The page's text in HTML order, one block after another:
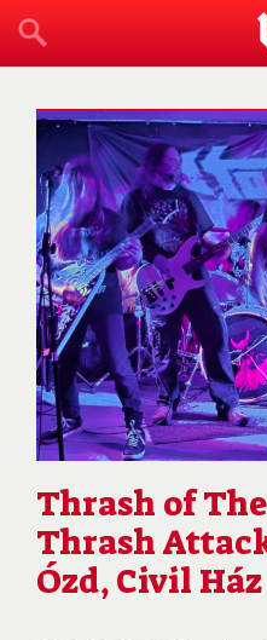
Thrash of
Thrash
Ózd, Civil Ház